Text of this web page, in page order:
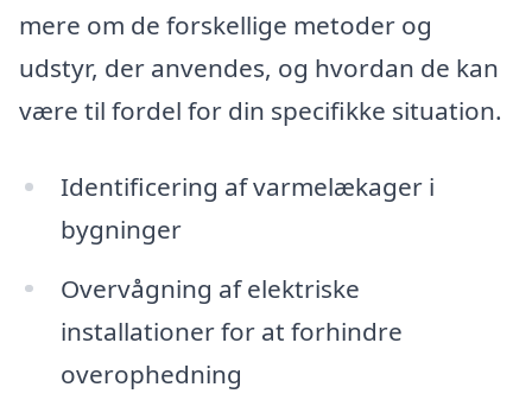
mere om de forskellige metoder og
udstyr, der anvendes, og hvordan de kan
være til fordel for din specifikke situation.
Identificering af varmelækager i
bygninger
Overvågning af elektriske
installationer for at forhindre
overophedning